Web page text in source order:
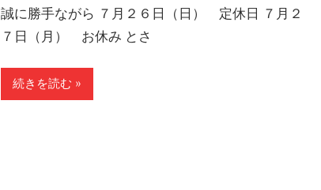
誠に勝手ながら ７月２６日（日） 定休日 ７月２
７日（月） お休み とさ
続きを読む